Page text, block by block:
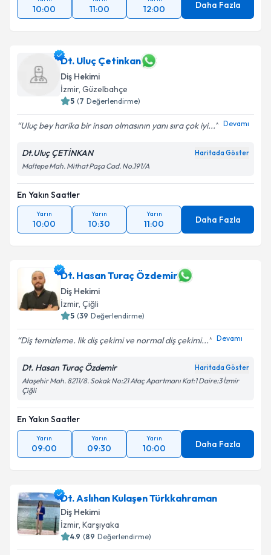
10:00 11:00 12:00 Daha Fazla
Dt. Uluç Çetinkan
Diş Hekimi
İzmir, Güzelbahçe
5 (7 Değerlendirme)
Uluç bey harika bir insan olmasının yanı sıra çok iyi... Devamı
Dt.Uluç ÇETİNKAN Haritada Göster
Maltepe Mah. Mithat Paşa Cad. No.191/A
En Yakın Saatler
Yarın
10:00
Yarın
10:30
Yarın
11:00 Daha Fazla
Dt. Hasan Turaç Özdemir
Diş Hekimi
İzmir, Çiğli
5 (39 Değerlendirme)
Diş temizleme. lik diş çekimi ve normal diş çekimi... Devamı
Dt. Hasan Turaç Özdemir Haritada Göster
Ataşehir Mah. 8211/8. Sokak No:21 Ataç Apartmanı Kat:1 Daire:3 İzmir
Çiğli
En Yakın Saatler
Yarın
09:00
Yarın
09:30
Yarın
10:00 Daha Fazla
Dt. Aslıhan Kulaşen Türkkahraman
Diş Hekimi
İzmir, Karşıyaka
4.9 (89 Değerlendirme)